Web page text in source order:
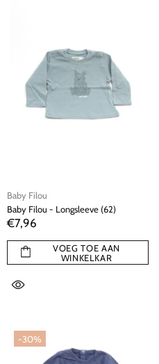
Baby Filou
Baby Filou - Longsleeve (62)
€7,96
VOEG TOE AAN
WINKELKAR
-30%